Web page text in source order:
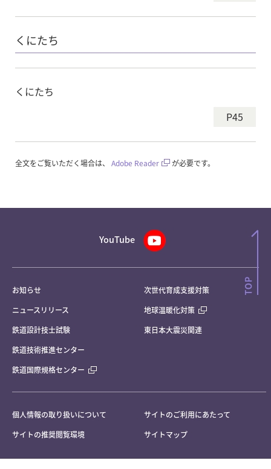
くにたち
くにたち
P45
全文をご覧いただく場合は、 Adobe Reader が必要です。
YouTube
お知らせ
ニュースリリース
鉄道設計技士試験
鉄道技術推進センター
鉄道国際規格センター
次世代育成支援対策
地球温暖化対策
東日本大震災関連
個人情報の取り扱いについて
サイトのご利用にあたって
サイトの推奨閲覧環境
サイトマップ